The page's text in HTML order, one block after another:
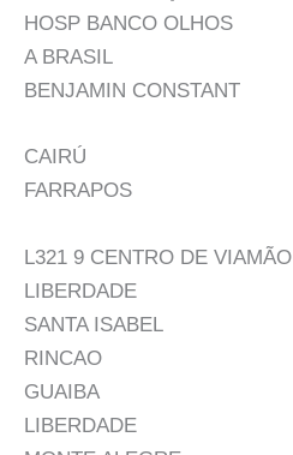
HOSP BANCO OLHOS
A BRASIL
BENJAMIN CONSTANT
CAIRÚ
FARRAPOS
L321 9 CENTRO DE VIAMÃO
LIBERDADE
SANTA ISABEL
RINCAO
GUAIBA
LIBERDADE